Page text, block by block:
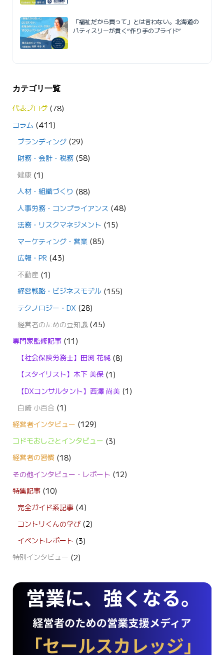
「福祉だから買って」とは言わない。北海道の
パティスリーが貫く“作り手のプライド”
カテゴリ一覧
代表ブログ(78)
コラム (411)
ブランディング (29)
財務・会計・税務 (58)
健康 (1)
人材・組織づくり (88)
人事労務・コンプライアンス (48)
法務・リスクマネジメント (15)
マーケティング・営業 (85)
広報・PR (43)
不動産 (1)
経営戦略・ビジネスモデル (155)
テクノロジー・DX (28)
経営者のための豆知識(45)
専門家監修記事(11)
【社会保険労務士】田渕 花純 (8)
【スタイリスト】木下 美保 (1)
【DXコンサルタント】西澤 尚美 (1)
白崎 小百合 (1)
経営者インタビュー (129)
コドモおしごとインタビュー (3)
経営者の習慣(18)
その他インタビュー・レポート (12)
特集記事(10)
完全ガイド系記事 (4)
コントリくんの学び(2)
イベントレポート (3)
特別インタビュー (2)